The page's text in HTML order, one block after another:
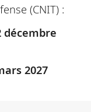
(CNIT) :
décembre
2027